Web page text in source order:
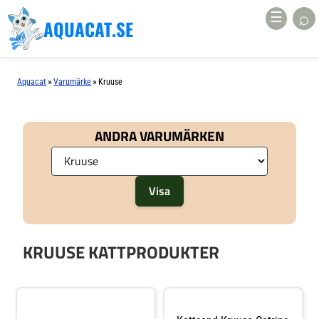
AQUACAT.SE ☰ ⌕
Aquacat »Varumärke » Kruuse
ANDRA VARUMÄRKEN
KRUUSE KATTPRODUKTER